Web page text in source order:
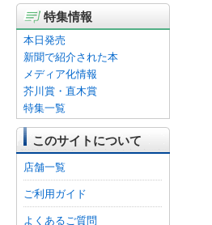
特集情報
本日発売
新聞で紹介された本
メディア化情報
芥川賞・直木賞
特集一覧
このサイトについて
店舗一覧
ご利用ガイド
よくあるご質問